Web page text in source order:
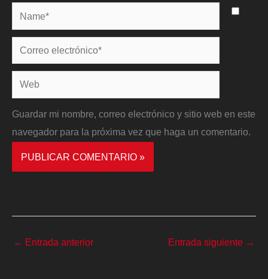
Name*
Correo
electrónico*
Web
Guardar mi nombre, correo electrónico y sitio web en este
navegador para la próxima vez que haga un comentario.
← Entrada anterior Entrada siguiente →